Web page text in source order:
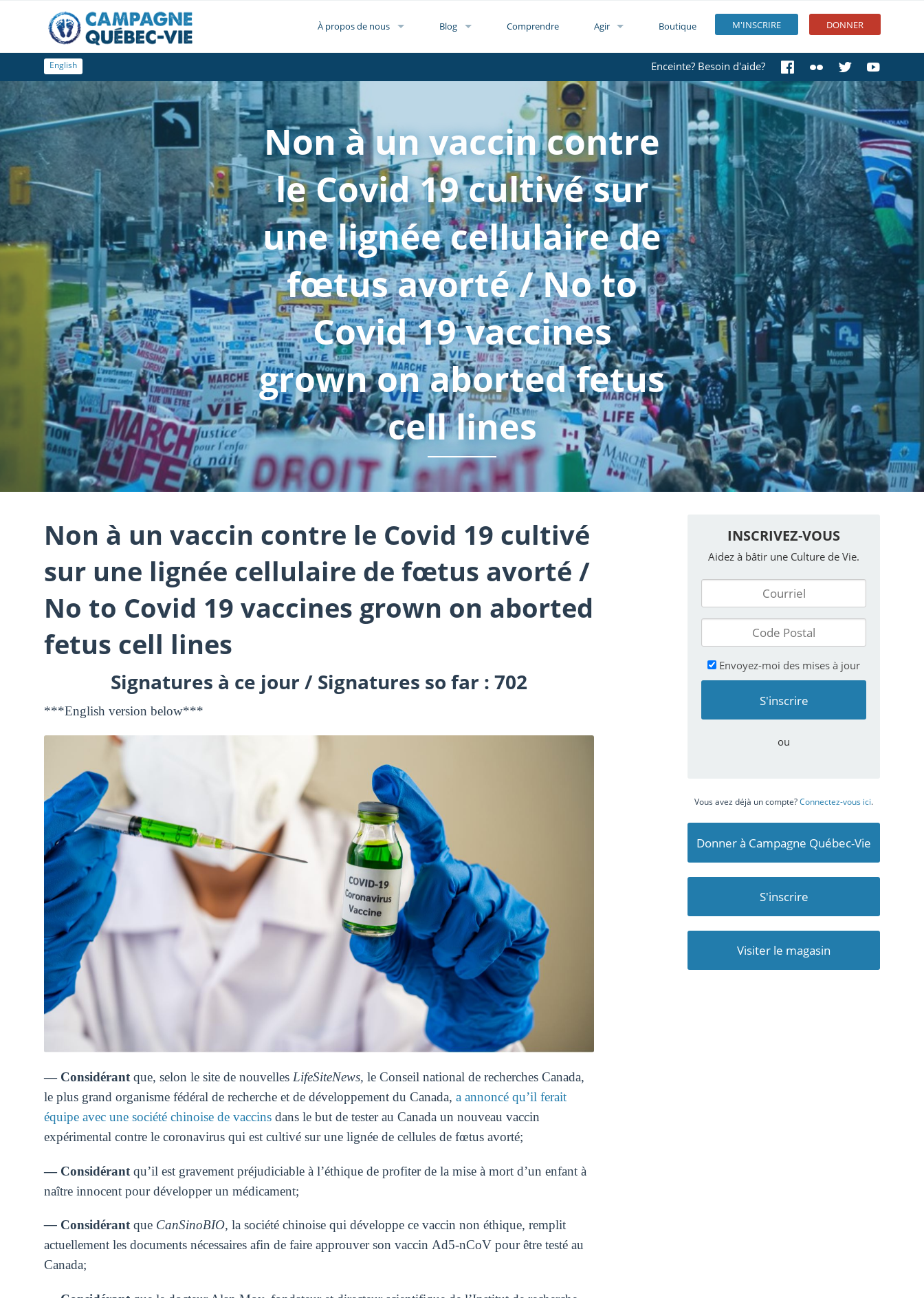
M'INSCRIRE DONNER
À propos de nous Blog Comprendre Agir Boutique
Enceinte? Besoin d'aide?
English
Non à un vaccin contre
le Covid 19 cultivé sur
une lignée cellulaire de
fœtus avorté / No to
Covid 19 vaccines
grown on aborted fetus
cell lines
Non à un vaccin contre le Covid 19 cultivé
sur une lignée cellulaire de fœtus avorté /
No to Covid 19 vaccines grown on aborted
fetus cell lines
Signatures à ce jour / Signatures so far : 702
***English version below***
― Considérant que, selon le site de nouvelles LifeSiteNews, le Conseil national de recherches Canada,
le plus grand organisme fédéral de recherche et de développement du Canada, a annoncé qu’il ferait
équipe avec une société chinoise de vaccinsdans le but de tester au Canada un nouveau vaccin
expérimental contre le coronavirus qui est cultivé sur une lignée de cellules de fœtus avorté;
― Considérant qu’il est gravement préjudiciable à l’éthique de profiter de la mise à mort d’un enfant à
naître innocent pour développer un médicament;
― Considérantque CanSinoBIO, la société chinoise qui développe ce vaccin non éthique, remplit
actuellement les documents nécessaires afin de faire approuver son vaccin Ad5-nCoV pour être testé au
Canada;
INSCRIVEZ-VOUS
Aidez à bâtir une Culture de Vie.
Envoyez-moi des mises à jour
ou
Vous avez déjà un compte?Connectez-vous ici.
Donner à Campagne Québec-Vie
S'inscrire
Visiter le magasin